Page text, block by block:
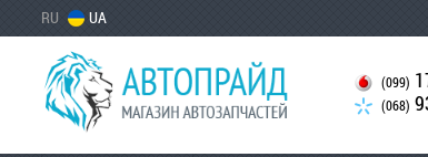
RU UA
(099)
(068)